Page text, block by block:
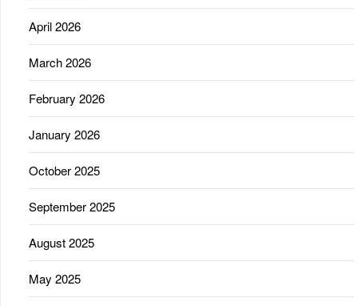
April 2026
March 2026
February 2026
January 2026
October 2025
September 2025
August 2025
May 2025